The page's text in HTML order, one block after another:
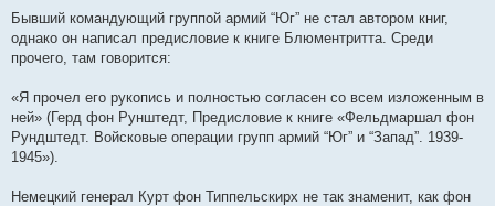
Бывший командующий группой армий “Юг” не стал автором книг,
однако он написал предисловие к книге Блюментритта. Среди
прочего, там говорится:
«Я прочел его рукопись и полностью согласен со всем изложенным в
ней» (Герд фон Рунштедт, Предисловие к книге «Фельдмаршал фон
Рундштедт. Войсковые операции групп армий “Юг” и “Запад”. 1939-
1945»).
Немецкий генерал Курт фон Типпельскирх не так знаменит, как фон